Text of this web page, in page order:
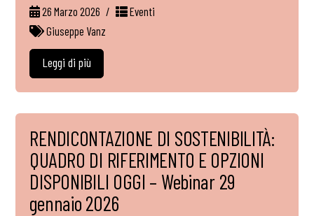
26 Marzo 2026
Eventi
Giuseppe Vanz
Leggi di più
RENDICONTAZIONE DI SOSTENIBILITÀ:
QUADRO DI RIFERIMENTO E OPZIONI
DISPONIBILI OGGI – Webinar 29
gennaio 2026